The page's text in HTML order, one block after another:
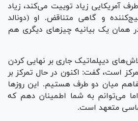
آمریکایی زیاد توییت می‌کند، زیاد
و گاهی متناقض. او (دونالد
همان یک بیانیه چیز‌های دیگری هم
دیپلماتیک جاری بر نهایی کردن
است، گفت: اکنون در حال تمرکز بر
میان دو طرف هستیم. این روز‌ها
می‌توانم به شما اطمینان دهم که
متعهد است.